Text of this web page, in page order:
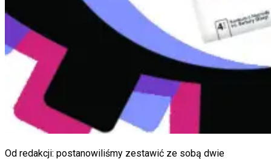
Od redakcji: postanowiliśmy zestawić ze sobą dwie